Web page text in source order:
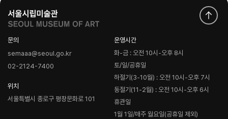
문의
semaaa@seoul.go.kr
02-2124-7400
위치
서울특별시 종로구 평창문화로 101
운영시간
화-금 : 오전 10시-오후 8시
토/일/공휴일
하절기(3-10월) : 오전 10시-오후 7시
동절기(11-2월) : 오전 10시-오후 6시
휴관일
1월 1일/매주 월요일(공휴일 제외)